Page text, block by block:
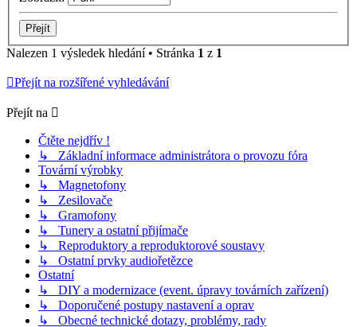
Nalezen 1 výsledek hledání • Stránka 1 z 1
Přejít na rozšířené vyhledávání
Přejít na
Čtěte nejdřív !
↳ Základní informace administrátora o provozu fóra
Tovární výrobky
↳ Magnetofony
↳ Zesilovače
↳ Gramofony
↳ Tunery a ostatní přijímače
↳ Reproduktory a reproduktorové soustavy
↳ Ostatní prvky audiořetězce
Ostatní
↳ DIY a modernizace (event. úpravy továrních zařízení)
↳ Doporučené postupy nastavení a oprav
↳ Obecné technické dotazy, problémy, rady